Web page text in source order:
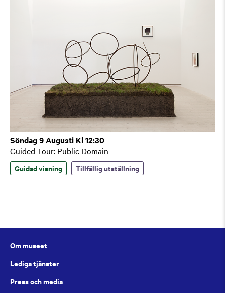
Söndag 9 Augusti Kl 12:30
Guided Tour: Public Domain
Guidad visning Tillfällig utställning
Om museet
Lediga tjänster
Press och media